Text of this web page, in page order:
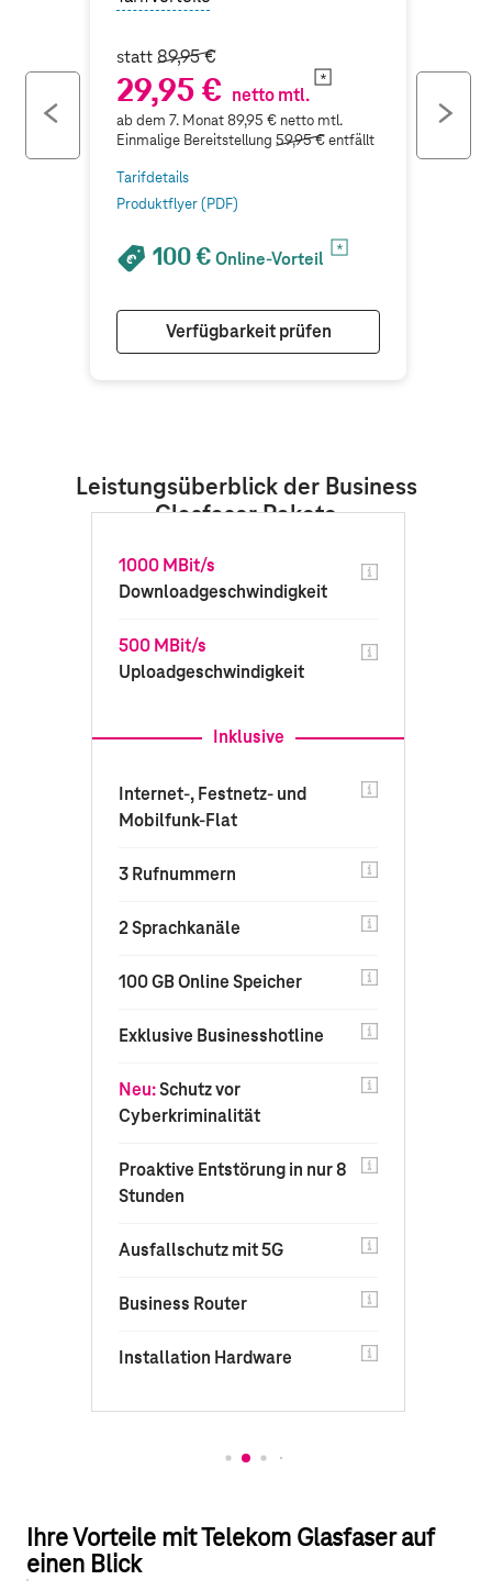
statt89,95 €
29,95 € netto mtl.
ab dem 7. Monat 89,95 € netto mtl.
Einmalige Bereitstellung 59,95 €entfällt
Tarifdetails
Produktflyer (PDF)
100 € Online-Vorteil
Verfügbarkeit prüfen
1000 MBit/s
Downloadgeschwindigkeit
500 MBit/s
Uploadgeschwindigkeit
Inklusive
Internet-, Festnetz- und
Mobilfunk-Flat
3 Rufnummern
2 Sprachkanäle
100 GB Online Speicher
Exklusive Businesshotline
Neu:Schutz vor
Cyberkriminalität
Proaktive Entstörung in nur 8
Stunden
Ausfallschutz mit 5G
Business Router
Installation Hardware
Leistungsüberblick der Business
Glasfaser Pakete
previous
button
Ihre Vorteile mit Telekom Glasfaser auf
einen Blick